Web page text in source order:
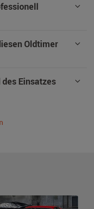
Oldtimer
Einsatzes